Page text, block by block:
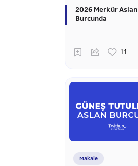
2026 Merkür Aslan
Burcunda
Makale